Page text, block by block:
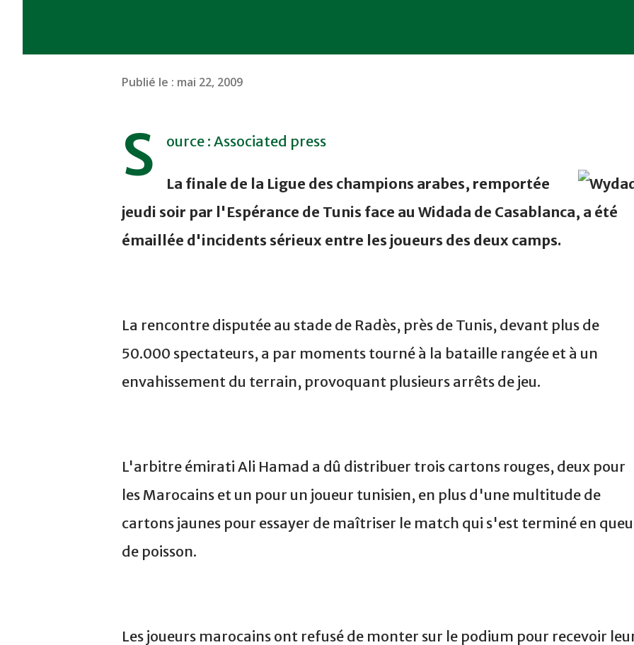
Publié le : mai 22, 2009
S ource : Associated press
La finale de la Ligue des champions arabes, remportée
jeudi soir par l'Espérance de Tunis face au Widada de Casablanca, a été
émaillée d'incidents sérieux entre les joueurs des deux camps.
La rencontre disputée au stade de Radès, près de Tunis, devant plus de
50.000 spectateurs, a par moments tourné à la bataille rangée et à un
envahissement du terrain, provoquant plusieurs arrêts de jeu.
L'arbitre émirati Ali Hamad a dû distribuer trois cartons rouges, deux pour
les Marocains et un pour un joueur tunisien, en plus d'une multitude de
cartons jaunes pour essayer de maîtriser le match qui s'est terminé en
de poisson.
Les joueurs marocains ont refusé de monter sur le podium pour recevoir